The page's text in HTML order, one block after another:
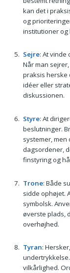
kan det i
og
institutioner og
Sejre: At vinde
Når man
praksis herske
idéer eller
diskussionen.
Styre: At
beslutninger.
systemer, men
dagsordener,
finstyring og
Trone: Både
sidde ophøjet.
symbolsk.
øverste plads,
overhøjhed.
Tyran:
vilkårlighed.